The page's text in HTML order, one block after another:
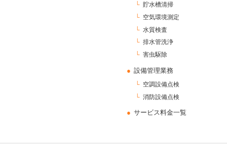
貯水槽清掃
空気環境測定
水質検査
排水管洗浄
害虫駆除
設備管理業務
空調設備点検
消防設備点検
サービス料金一覧